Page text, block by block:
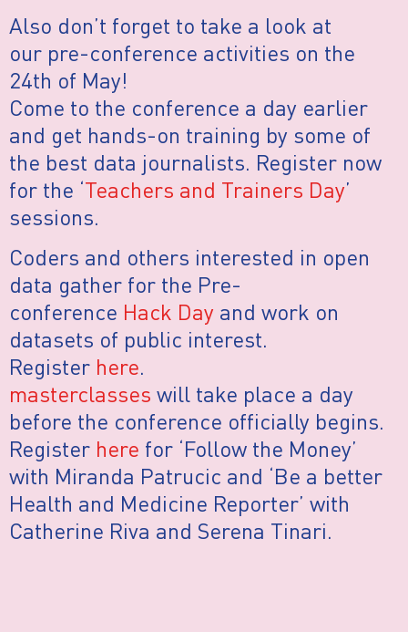
Also don’t forget to take a look at
our pre-conference activities on the
24th of May!
Come to the conference a day earlier
and get hands-on training by some of
the best data journalists. Register now
for the ‘Teachers and Trainers Day’
sessions.
Coders and others interested in open
data gather for the Pre-
conference Hack Day and work on
datasets of public interest.
Register here.
masterclasses will take place a day
before the conference officially begins.
Register here for ‘Follow the Money’
with Miranda Patrucic and ‘Be a better
Health and Medicine Reporter’ with
Catherine Riva and Serena Tinari.